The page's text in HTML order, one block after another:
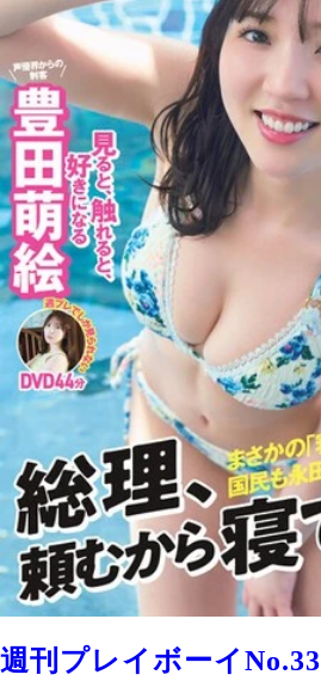
週刊プレイボーイNo.33